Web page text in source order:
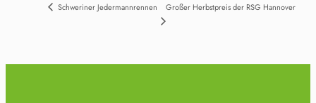
Schweriner Jedermannrennen Großer Herbstpreis der RSG Hannover